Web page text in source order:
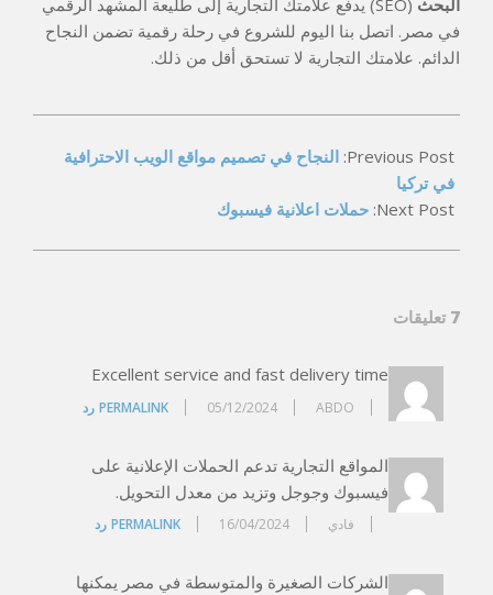
البحث
(SEO) يدفع علامتك التجارية إلى طليعة المشهد الرقمي
في مصر. اتصل بنا اليوم للشروع في رحلة رقمية تضمن النجاح
الدائم. علامتك التجارية لا تستحق أقل من ذلك.
05-
15
Previous Post: النجاح في تصميم مواقع الويب الاحترافية
في تركيا
Next Post: حملات اعلانية فيسبوك
7 تعليقات
Excellent service and fast delivery time
ABDO
05/12/2024
PERMALINK رد
المواقع التجارية تدعم الحملات الإعلانية على
فيسبوك وجوجل وتزيد من معدل التحويل.
فادي 16/04/2024
PERMALINK رد
الشركات الصغيرة والمتوسطة في مصر يمكنها